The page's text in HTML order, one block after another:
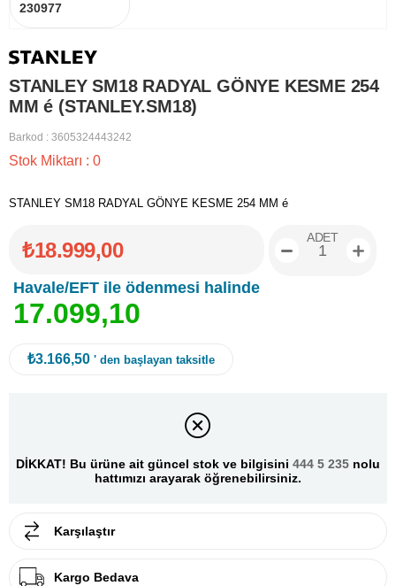
230977
STANLEY SM18 RADYAL GÖNYE KESME 254
MM é (STANLEY.SM18)
Barkod : 3605324443242
Stok Miktarı : 0
STANLEY SM18 RADYAL GÖNYE KESME 254 MM é
₺18.999,00
Havale/EFT ile ödenmesi halinde
17.099,10
ADET
₺3.166,50 ' den başlayan taksitle
DİKKAT! Bu ürüne ait güncel stok ve bilgisini 444 5 235 nolu
hattımızı arayarak öğrenebilirsiniz.
Karşılaştır
Kargo Bedava